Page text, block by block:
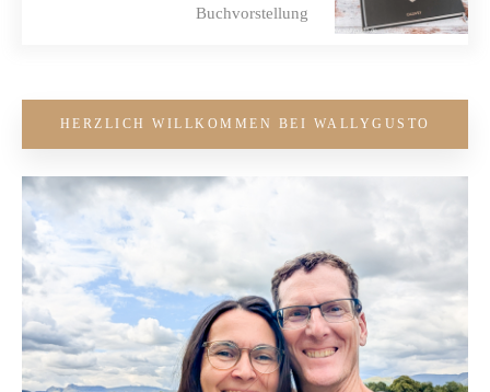
Buchvorstellung
HERZLICH WILLKOMMEN BEI WALLYGUSTO